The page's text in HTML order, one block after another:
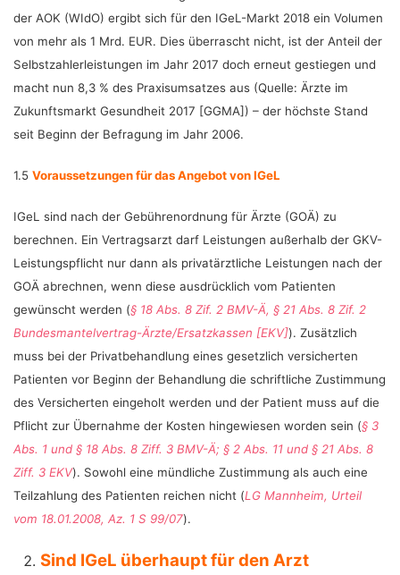
der AOK (WIdO) ergibt sich für den IGeL-Markt 2018 ein Volumen
von mehr als 1 Mrd. EUR. Dies überrascht nicht, ist der Anteil der
Selbstzahlerleistungen im Jahr 2017 doch erneut gestiegen und
macht nun 8,3 % des Praxisumsatzes aus (Quelle: Ärzte im
Zukunftsmarkt Gesundheit 2017 [GGMA]) – der höchste Stand
seit Beginn der Befragung im Jahr 2006.
1.5 Voraussetzungen für das Angebot von IGeL
IGeL sind nach der Gebührenordnung für Ärzte (GOÄ) zu
berechnen. Ein Vertragsarzt darf Leistungen außerhalb der GKV-
Leistungspflicht nur dann als privatärztliche Leistungen nach der
GOÄ abrechnen, wenn diese ausdrücklich vom Patienten
gewünscht werden (§ 18 Abs. 8 Zif. 2 BMV-Ä, § 21 Abs. 8 Zif. 2
Bundesmantelvertrag-Ärzte/Ersatzkassen [EKV]). Zusätzlich
muss bei der Privatbehandlung eines gesetzlich versicherten
Patienten vor Beginn der Behandlung die schriftliche Zustimmung
des Versicherten eingeholt werden und der Patient muss auf die
Pflicht zur Übernahme der Kosten hingewiesen worden sein (§ 3
Abs. 1 und § 18 Abs. 8 Ziff. 3 BMV-Ä; § 2 Abs. 11 und § 21 Abs. 8
Ziff. 3 EKV). Sowohl eine mündliche Zustimmung als auch eine
Teilzahlung des Patienten reichen nicht (LG Mannheim, Urteil
vom 18.01.2008, Az. 1 S 99/07).
Sind IGeL überhaupt für den Arzt